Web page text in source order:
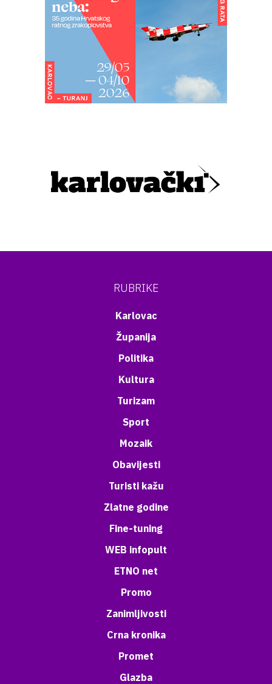
RUBRIKE
Karlovac
Županija
Politika
Kultura
Turizam
Sport
Mozaik
Obavijesti
Turisti kažu
Zlatne godine
Fine-tuning
WEB infopult
ETNO net
Promo
Zanimljivosti
Crna kronika
Promet
Glazba